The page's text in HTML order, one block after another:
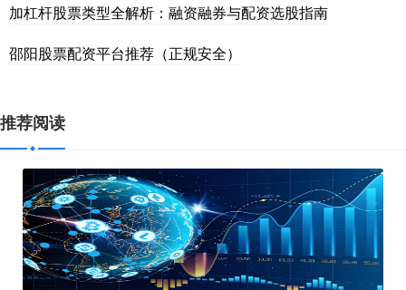
加杠杆股票类型全解析：融资融券与配资选股指南
邵阳股票配资平台推荐（正规安全）
推荐阅读